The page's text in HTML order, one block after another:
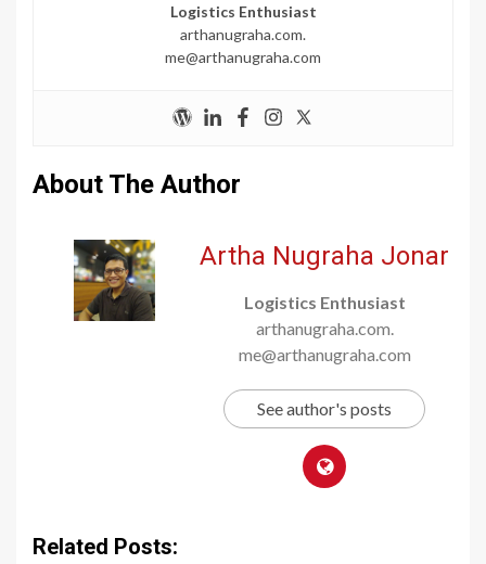
Logistics Enthusiast
arthanugraha.com.
me@arthanugraha.com
About The Author
Artha Nugraha Jonar
Logistics Enthusiast
arthanugraha.com.
me@arthanugraha.com
See author's posts
Related Posts: